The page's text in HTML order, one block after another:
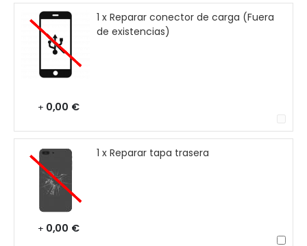
1 x Reparar conector de carga (Fuera
de existencias)
+ 0,00 €
1 x Reparar tapa trasera
+ 0,00 €